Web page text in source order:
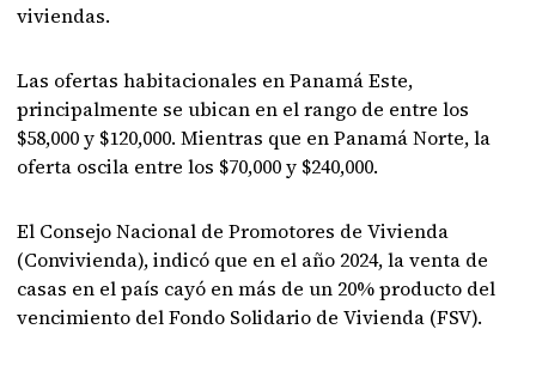
viviendas.
Las ofertas habitacionales en Panamá Este,
principalmente se ubican en el rango de entre los
$58,000 y $120,000. Mientras que en Panamá Norte, la
oferta oscila entre los $70,000 y $240,000.
El Consejo Nacional de Promotores de Vivienda
(Convivienda), indicó que en el año 2024, la venta de
casas en el país cayó en más de un 20% producto del
vencimiento del Fondo Solidario de Vivienda (FSV).